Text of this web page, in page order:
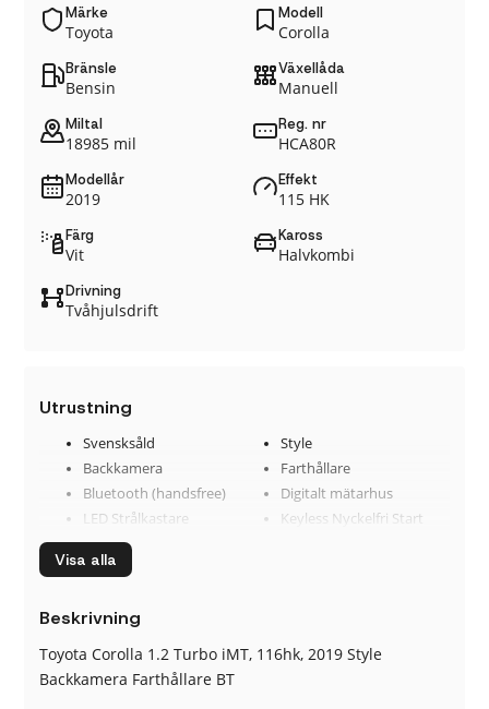
Märke
Toyota
Modell
Corolla
Bränsle
Bensin
Växellåda
Manuell
Miltal
18985 mil
Reg. nr
HCA80R
Modellår
2019
Effekt
115 HK
Färg
Vit
Kaross
Halvkombi
Drivning
Tvåhjulsdrift
Utrustning
Svensksåld
Style
Backkamera
Farthållare
Bluetooth (handsfree)
Digitalt mätarhus
LED Strålkastare
Keyless Nyckelfri Start
Backstartshjälp
Broms-assistans
Dimljus fram
Elinfällbara sidospeglar
Eluppvärmda sidospeglar
Euro NCAP 5
Visa alla
Beskrivning
Toyota Corolla 1.2 Turbo iMT, 116hk, 2019 Style
Backkamera Farthållare BT